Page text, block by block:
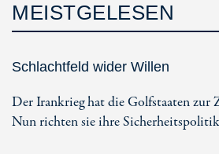
MEISTGELESEN
Schlachtfeld wider Willen
Der Irankrieg hat die Golfstaaten zur
Nun richten sie ihre